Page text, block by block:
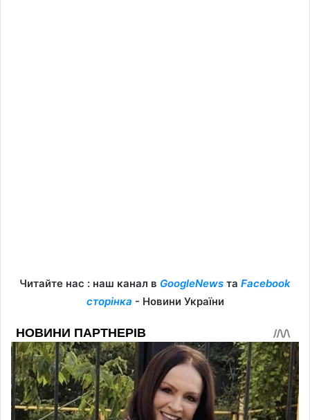
Читайте нас : наш канал в GoogleNews та Facebook
сторінка - Новини України